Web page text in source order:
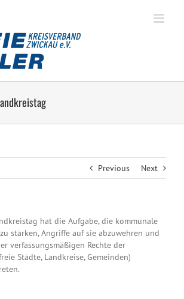
Previous Next
hat die Aufgabe, die kommunale
stärken, Angriffe auf sie abzuwehren und
verfassungsmäßigen Rechte der
Städte, Landkreise, Gemeinden)